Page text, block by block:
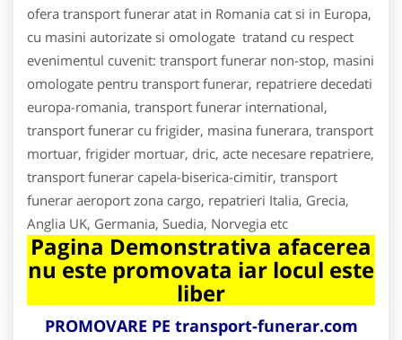
ofera transport funerar atat in Romania cat si in Europa,
cu masini autorizate si omologate tratand cu respect
evenimentul cuvenit: transport funerar non-stop, masini
omologate pentru transport funerar, repatriere decedati
europa-romania, transport funerar international,
transport funerar cu frigider, masina funerara, transport
mortuar, frigider mortuar, dric, acte necesare repatriere,
transport funerar capela-biserica-cimitir, transport
funerar aeroport zona cargo, repatrieri Italia, Grecia,
Anglia UK, Germania, Suedia, Norvegia etc
Pagina Demonstrativa afacerea
nu este promovata iar locul este
liber
PROMOVARE PE transport-funerar.com